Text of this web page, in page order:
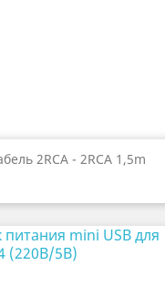
2RCA - 2RCA 1,5m
Быстрый просмотр